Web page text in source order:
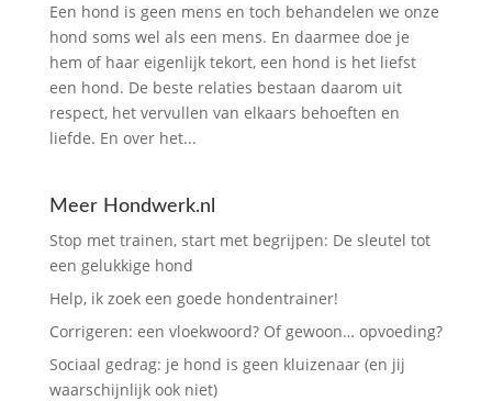
Een hond is geen mens en toch behandelen we onze
hond soms wel als een mens. En daarmee doe je
hem of haar eigenlijk tekort, een hond is het liefst
een hond. De beste relaties bestaan daarom uit
respect, het vervullen van elkaars behoeften en
liefde. En over het...
Meer Hondwerk.nl
Stop met trainen, start met begrijpen: De sleutel tot
een gelukkige hond
Help, ik zoek een goede hondentrainer!
Corrigeren: een vloekwoord? Of gewoon… opvoeding?
Sociaal gedrag: je hond is geen kluizenaar (en jij
waarschijnlijk ook niet)